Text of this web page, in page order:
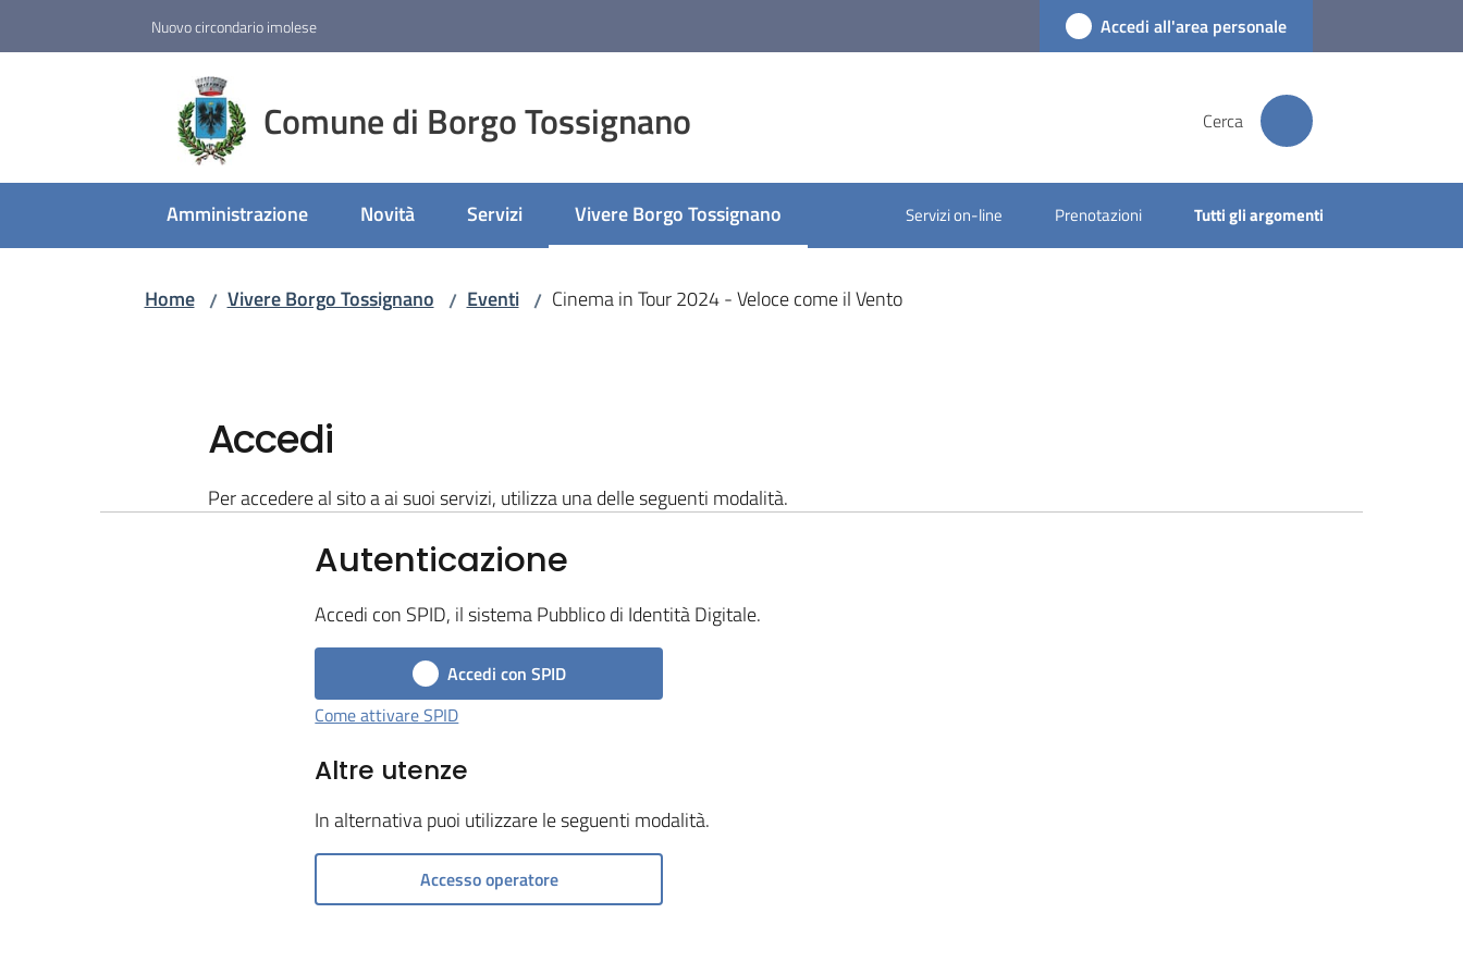
Nuovo circondario imolese Accedi all'area personale
Comune di Borgo Tossignano Cerca
Amministrazione Novità Servizi Vivere Borgo Tossignano
Menu selezionato Servizi on-line Prenotazioni Tutti gli argomenti
Home / Vivere Borgo Tossignano / Eventi / Cinema in Tour 2024 - Veloce come il Vento
Accedi
Per accedere al sito a ai suoi servizi, utilizza una delle seguenti modalità.
Autenticazione
Accedi con SPID, il sistema Pubblico di Identità Digitale.
Accedi con SPID
Come attivare SPID
Altre utenze
In alternativa puoi utilizzare le seguenti modalità.
Accesso operatore